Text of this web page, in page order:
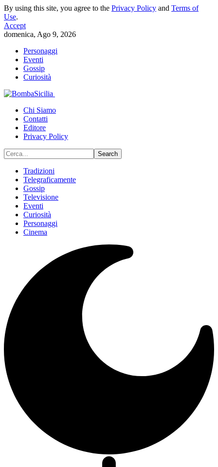
By using this site, you agree to the Privacy Policy and Terms of
Use.
Accept
domenica, Ago 9, 2026
Personaggi
Eventi
Gossip
Curiosità
Chi Siamo
Contatti
Editore
Privacy Policy
Tradizioni
Telegraficamente
Gossip
Televisione
Eventi
Curiosità
Personaggi
Cinema